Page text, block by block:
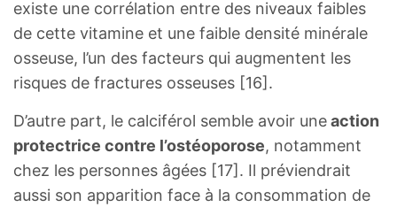
existe une corrélation entre des niveaux faibles
de cette vitamine et une faible densité minérale
osseuse, l’un des facteurs qui augmentent les
risques de fractures osseuses [16].
D’autre part, le calciférol semble avoir uneaction
protectrice contre l’ostéoporose, notamment
chez les personnes âgées [17]. Il préviendrait
aussi son apparition face à la consommation de